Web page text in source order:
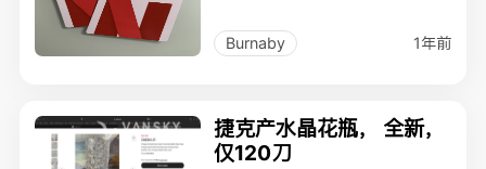
Burnaby 1年前
捷克产水晶花瓶， 全新，
仅120刀